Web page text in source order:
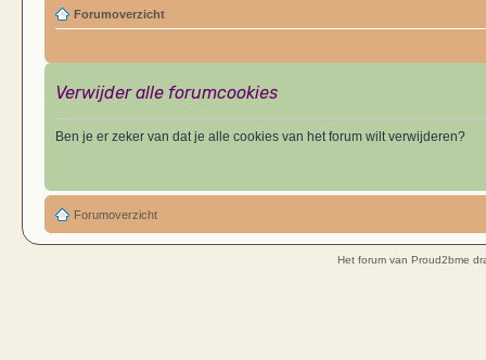
Forumoverzicht
Verwijder alle forumcookies
Ben je er zeker van dat je alle cookies van het forum wilt verwijderen?
Forumoverzicht
Het forum van Proud2bme